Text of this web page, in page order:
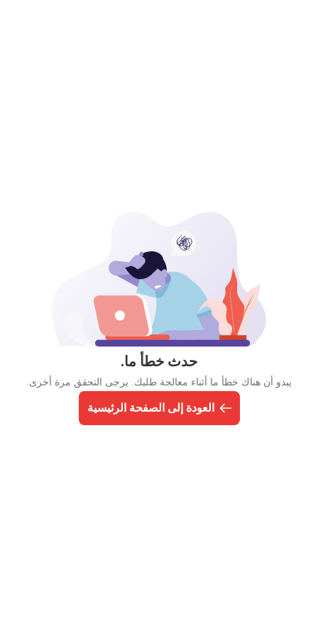
حدث خطأ ما.
يبدو أن هناك خطأ ما أثناء معالجة طلبك. يرجى التحقق مرة أخرى.
العودة إلى الصفحة الرئيسية